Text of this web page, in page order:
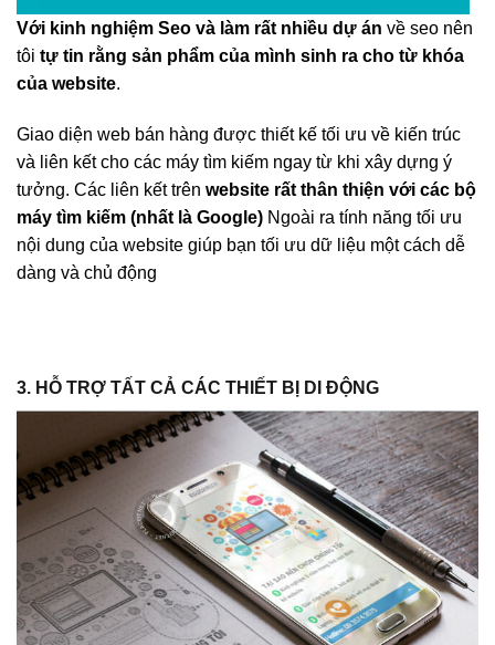
Với kinh nghiệm Seo và làm rất nhiều dự án về seo nên
tôi tự tin rằng sản phẩm của mình sinh ra cho từ khóa
của website.
Giao diện web bán hàng được thiết kế tối ưu về kiến trúc
và liên kết cho các máy tìm kiếm ngay từ khi xây dựng ý
tưởng. Các liên kết trên website rất thân thiện với các bộ
máy tìm kiếm (nhất là Google) Ngoài ra tính năng tối ưu
nội dung của website giúp bạn tối ưu dữ liệu một cách dễ
dàng và chủ động
3. HỖ TRỢ TẤT CẢ CÁC THIẾT BỊ DI ĐỘNG